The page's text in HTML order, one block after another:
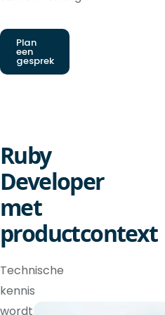
Plan
een
gesprek
Ruby
Developer
met
productcontext
Technische
kennis
wordt